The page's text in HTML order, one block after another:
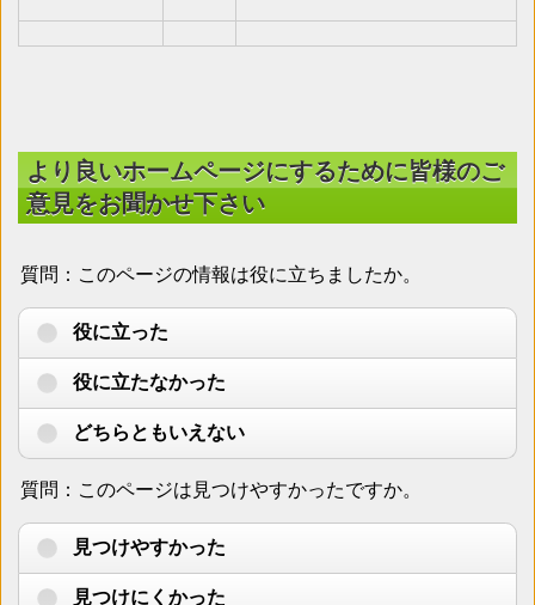
より良いホームページにするために皆様のご
意見をお聞かせ下さい
質問：このページの情報は役に立ちましたか。
役に立った
役に立たなかった
どちらともいえない
質問：このページは見つけやすかったですか。
見つけやすかった
見つけにくかった